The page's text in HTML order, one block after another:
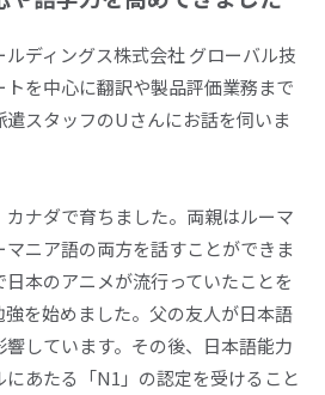
ディングス株式会社 グローバル技
を中心に翻訳や製品評価業務まで
スタッフのUさんにお話を伺いま
ナダで育ちました。両親はルーマ
ニア語の両方を話すことができま
本のアニメが流行っていたことを
を始めました。父の友人が日本語
しています。その後、日本語能力
あたる「N1」の認定を受けること